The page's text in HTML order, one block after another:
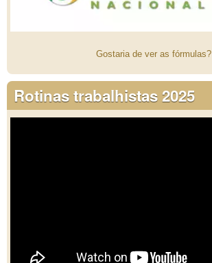
Gostaria de ver as fórmulas?
Rotinas trabalhistas 2025